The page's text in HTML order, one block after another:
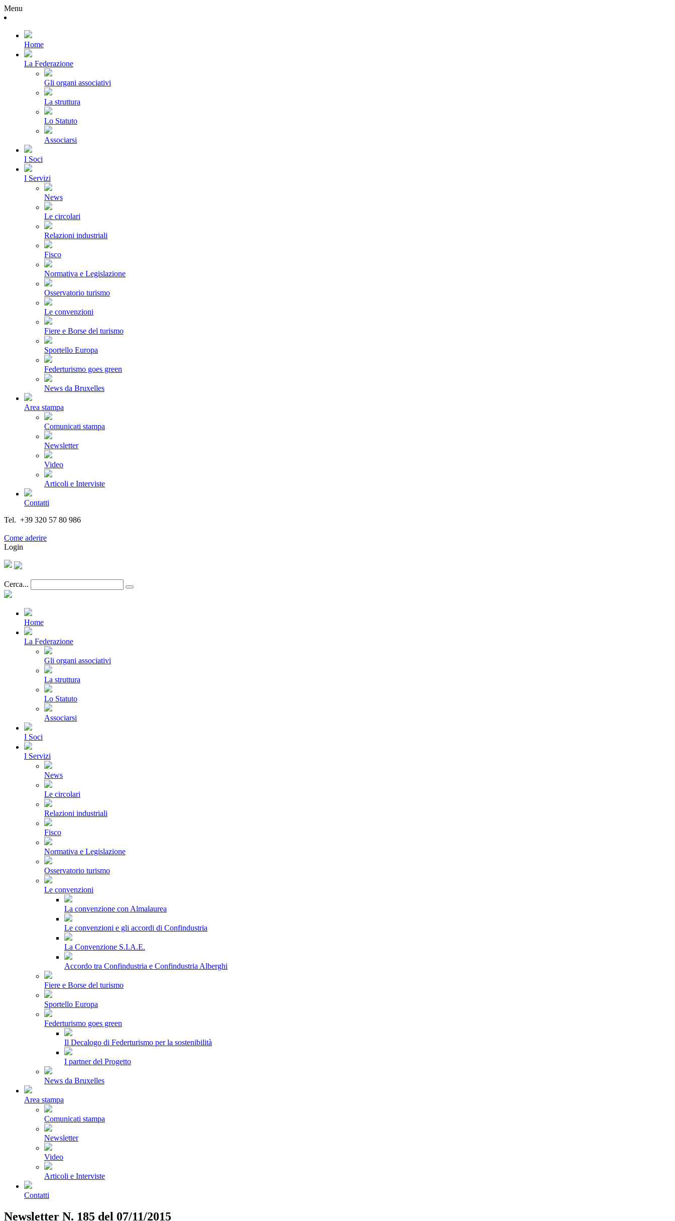
Menu
Home
La Federazione
Gli organi associativi
La struttura
Lo Statuto
Associarsi
I Soci
I Servizi
News
Le circolari
Relazioni industriali
Fisco
Normativa e Legislazione
Osservatorio turismo
Le convenzioni
Fiere e Borse del turismo
Sportello Europa
Federturismo goes green
News da Bruxelles
Area stampa
Comunicati stampa
Newsletter
Video
Articoli e Interviste
Contatti
Tel. +39 320 57 80 986
Come aderire
Login
Cerca...
Home
La Federazione
Gli organi associativi
La struttura
Lo Statuto
Associarsi
I Soci
I Servizi
News
Le circolari
Relazioni industriali
Fisco
Normativa e Legislazione
Osservatorio turismo
Le convenzioni
La convenzione con Almalaurea
Le convenzioni e gli accordi di Confindustria
La Convenzione S.I.A.E.
Accordo tra Confindustria e Confindustria Alberghi
Fiere e Borse del turismo
Sportello Europa
Federturismo goes green
Il Decalogo di Federturismo per la sostenibilità
I partner del Progetto
News da Bruxelles
Area stampa
Comunicati stampa
Newsletter
Video
Articoli e Interviste
Contatti
Newsletter N. 185 del 07/11/2015